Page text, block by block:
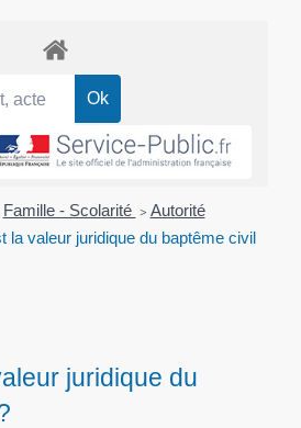
Famille - Scolarité > Autorité
la valeur juridique du baptême civil
juridique du